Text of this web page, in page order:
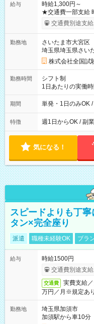
給与
時給1,300円～
★交通費一部支給 時給1,300円～ ※試験・役割により手当あり
※勤務回数により
り！】 希望され
例】 ・河合塾模擬
×8時間＝日収
円の場合あり ・
円（役割手当＋100
間】試用期間なし
交通費別途支給
勤務地
さいたま市大宮区
埼玉県埼玉県さい
株式会社全国試
勤務時間
シフト制
1日あたりの実働
間は 試験により
期間 単発・1日のみOK /
特徴 週1日からOK / 副
気になる！
スピードよりも丁
タン×完全座り
派遣 職種未経験OK ブラ
給与
時給1500円
交通費別途支給
交通費
実費支給
万円／月※規定あり
勤務地
埼玉県加須市
加須駅から車10分